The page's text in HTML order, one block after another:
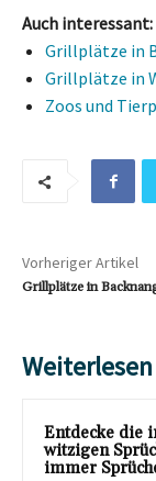
Auch interessant:
Grillplätze in
Grillplätze in
Zoos und
Vorheriger Artikel
Grillplätze in
Weiterlesen
Entdecke die
witzigen
immer